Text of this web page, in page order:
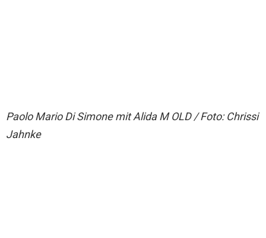
Paolo Mario Di Simone mit Alida M OLD / Foto: Chrissi
Jahnke